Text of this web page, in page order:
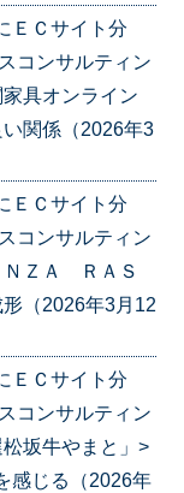
ＥＣサイト分
コンサルティン
具オンライン
関係（2026年3
ＥＣサイト分
コンサルティン
ＺＡ ＲＡＳ
（2026年3月12
ＥＣサイト分
コンサルティン
坂牛やまと」>
感じる（2026年